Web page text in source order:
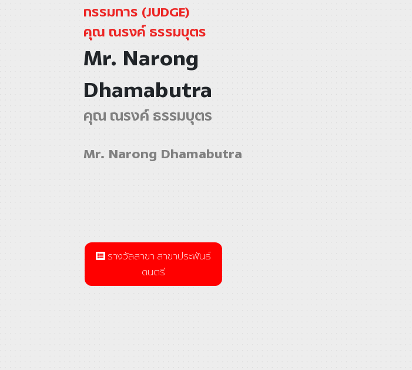
กรรมการ (JUDGE)
คุณ ณรงค์ ธรรมบุตร
Mr. Narong
Dhamabutra
คุณ ณรงค์ ธรรมบุตร
Mr. Narong Dhamabutra
รางวัลสาขา สาขาประพันธ์
ดนตรี